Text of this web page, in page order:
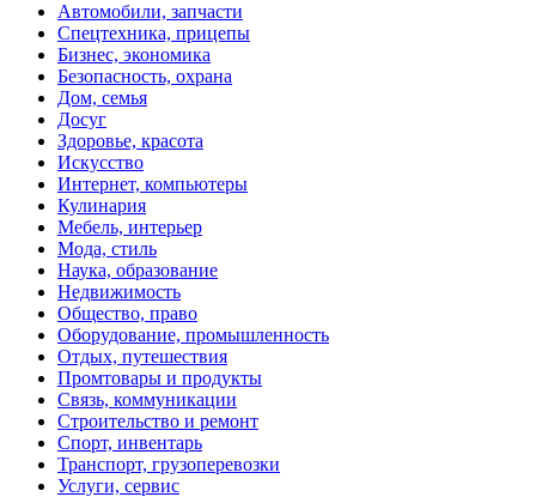
Автомобили, запчасти
Спецтехника, прицепы
Бизнес, экономика
Безопасность, охрана
Дом, семья
Досуг
Здоровье, красота
Искусство
Интернет, компьютеры
Кулинария
Мебель, интерьер
Мода, стиль
Наука, образование
Недвижимость
Общество, право
Оборудование, промышленность
Отдых, путешествия
Промтовары и продукты
Связь, коммуникации
Строительство и ремонт
Спорт, инвентарь
Транспорт, грузоперевозки
Услуги, сервис